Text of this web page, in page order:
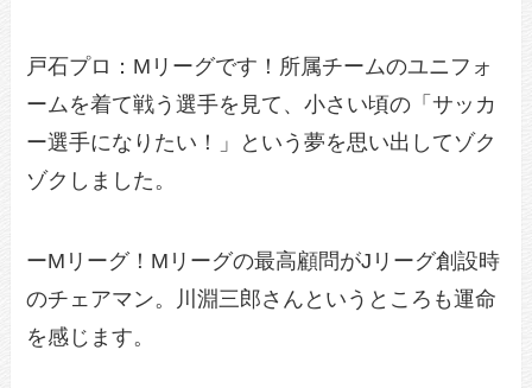
戸石プロ：Mリーグです！所属チームのユニフォ
ームを着て戦う選手を見て、小さい頃の「サッカ
ー選手になりたい！」という夢を思い出してゾク
ゾクしました。
ーMリーグ！Mリーグの最高顧問がJリーグ創設時
のチェアマン。川淵三郎さんというところも運命
を感じます。